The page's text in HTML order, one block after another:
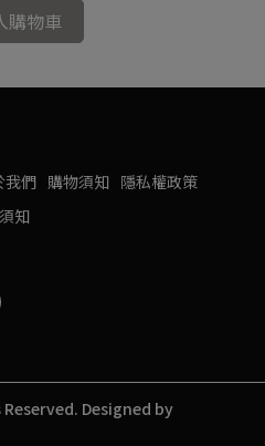
購物車
我們 購物須知 隱私權政策
知
Designed by